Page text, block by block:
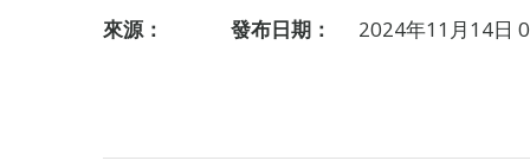
來源： 發布日期： 2024年11月14日